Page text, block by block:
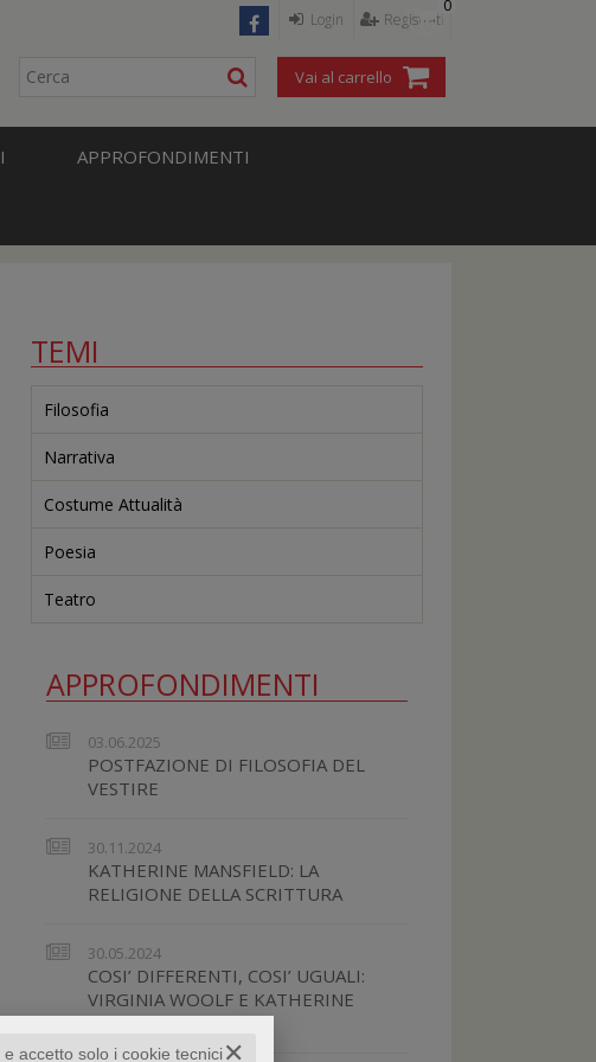
✕
e accetto solo i cookie tecnici
Login Registrati
Vai al carrello
APPROFONDIMENTI
0
TEMI
Filosofia
Narrativa
Costume Attualità
Poesia
Teatro
APPROFONDIMENTI
03.06.2025
POSTFAZIONE DI FILOSOFIA DEL
VESTIRE
30.11.2024
KATHERINE MANSFIELD: LA
RELIGIONE DELLA SCRITTURA
30.05.2024
COSI’ DIFFERENTI, COSI’ UGUALI:
VIRGINIA WOOLF E KATHERINE
MANSFIELD